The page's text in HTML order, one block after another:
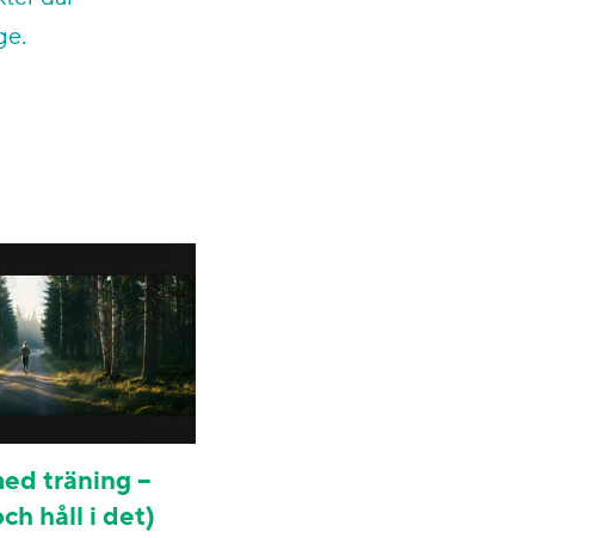
träning –
håll i det)